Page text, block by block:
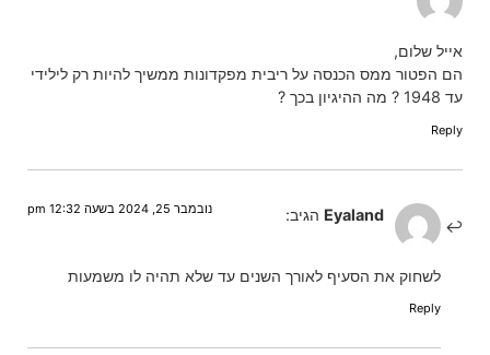
אייל שלום,
הם הפטור ממס הכנסה על ריבית מפקדונות ממשיך להיות רק לילידי
עד 1948 ? מה ההיגיון בכך ?
Reply
Eyaland הגיב: נובמבר 25, 2024 בשעה 12:32 pm
לשחוק את הסעיף לאורך השנים עד שלא תהיה לו משמעות
Reply